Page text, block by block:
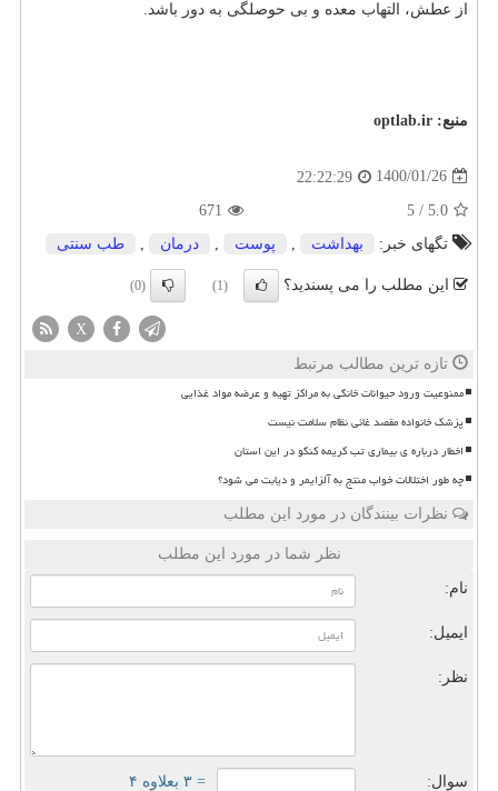
از عطش، التهاب معده و بی حوصلگی به دور باشد.
منبع: optlab.ir
1400/01/26
22:22:29
5.0
/
5
671
تگهای خبر:
بهداشت پوست درمان طب سنتی
این مطلب را می پسندید؟ (1)
(0)
X
تازه ترین مطالب مرتبط
ممنوعیت ورود حیوانات خانگی به مراکز تهیه و عرضه مواد غذایی
پزشک خانواده مقصد غائی نظام سلامت نیست
اخطار درباره ی بیماری تب کریمه کنگو در این استان
چه طور اختلالات خواب منتج به آلزایمر و دیابت می شود؟
نظرات بینندگان در مورد این مطلب
نظر شما در مورد این مطلب
نام:
ایمیل:
نظر:
سوال: = ۳ بعلاوه ۴